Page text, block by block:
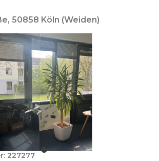
50858 Köln (Weiden)
227277